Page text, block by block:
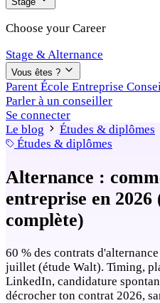
Choose your Career
Stage & Alternance
Vous êtes ?
Parent École Entreprise
Parler à un conseiller
Se connecter
Le blog
Études & diplômes
Études & diplômes
Alternance :
entreprise en 2026
complète)
60 % des contrats
juillet (étude Walt). Timing,
LinkedIn, candidature
décrocher ton contrat 2026,